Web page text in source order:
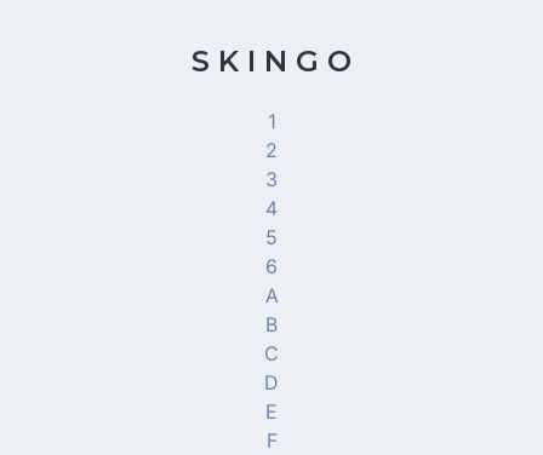
S K I N G O
1
2
3
4
5
6
A
B
C
D
E
F